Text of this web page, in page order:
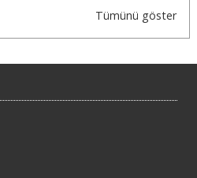
Tümünü göster